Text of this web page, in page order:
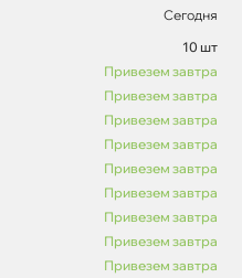
Сегодня
10 шт
Привезем завтра
Привезем завтра
Привезем завтра
Привезем завтра
Привезем завтра
Привезем завтра
Привезем завтра
Привезем завтра
Привезем завтра